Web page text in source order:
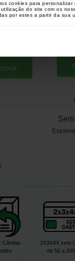
cookies para
do site com os
por estes a partir da sua
Needle Kit
peças)
Câmbio
2X3X4X sem
de 50 a